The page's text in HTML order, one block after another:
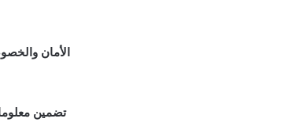
2. الأمان
3. تضمين